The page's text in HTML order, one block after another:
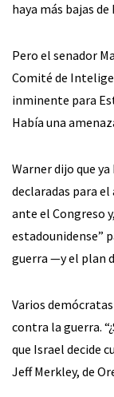
haya más bajas
Pero el senador
Comité de
inminente para
Había una
Warner dijo que
declaradas para
ante el Congreso
estadounidense”
guerra —y el plan
Varios
contra la guerra.
que Israel decide
Jeff Merkley, de